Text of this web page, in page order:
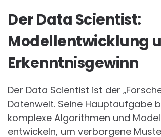
Der Data Scientist:
Modellentwicklung
Erkenntnisgewinn
Der Data Scientist ist der
Datenwelt. Seine Hauptaufgabe
komplexe Algorithmen und
entwickeln, um verborgene